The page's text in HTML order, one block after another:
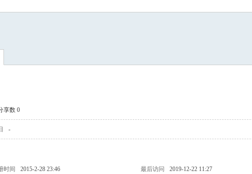
享数 0
-
时间 2015-2-28 23:46 最后访问 2019-12-22 11:27